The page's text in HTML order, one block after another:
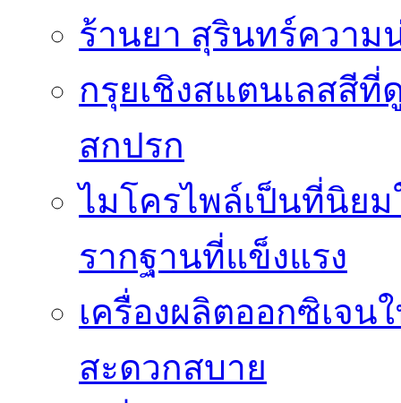
ร้านยา สุรินทร์ความ
กรุยเชิงสแตนเลสสี
สกปรก
ไมโครไพล์เป็นที่นิยม
รากฐานที่แข็งแรง
เครื่องผลิตออกซิเจ
สะดวกสบาย